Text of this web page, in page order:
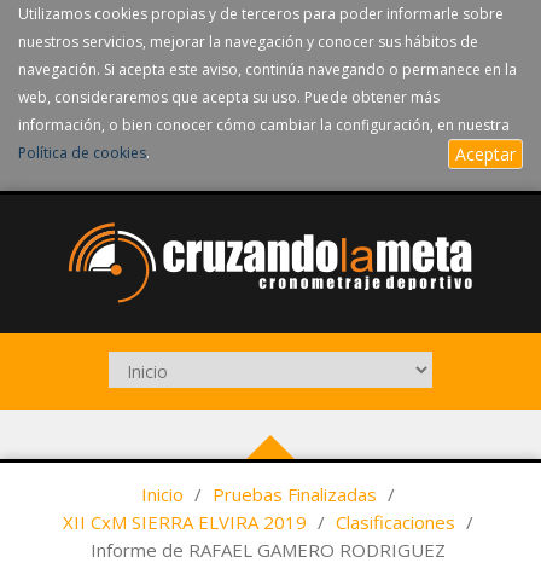
Utilizamos cookies propias y de terceros para poder informarle sobre
nuestros servicios, mejorar la navegación y conocer sus hábitos de
navegación. Si acepta este aviso, continúa navegando o permanece en la
web, consideraremos que acepta su uso. Puede obtener más
información, o bien conocer cómo cambiar la configuración, en nuestra
Política de cookies. Aceptar
Inicio / Pruebas Finalizadas /
XII CxM SIERRA ELVIRA 2019 / Clasificaciones /
Informe de RAFAEL GAMERO RODRIGUEZ